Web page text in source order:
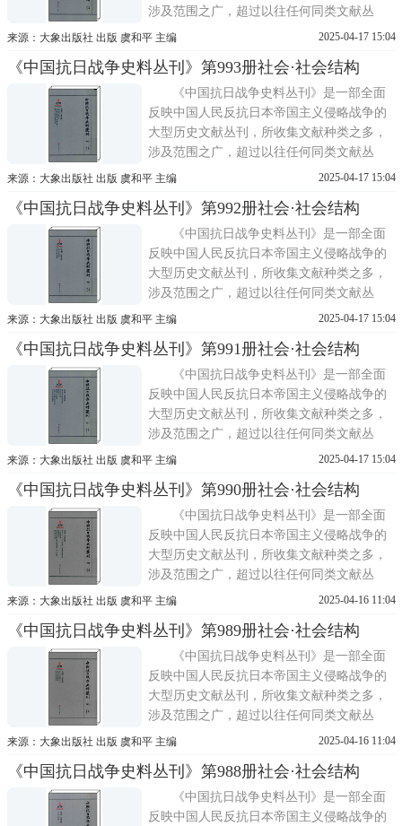
涉及范围之广，超过以往任何同类文献丛
刊，为抗日战争史研究汇集和开发了众多的
的1931—1945年间国内出版的中文书籍为
主，其中海外图书馆馆藏者1000余种，兼及
部分此年限之外的与抗日战争密切
来源：大象出版社 出版 虞和平 主编 2025-04-17 15:04
《中国抗日战争史料丛刊》第993册社会·社会结构
《中国抗日战争史料丛刊》是一部全面
反映中国人民反抗日本帝国主义侵略战争的
大型历史文献丛刊，所收集文献种类之多，
涉及范围之广，超过以往任何同类文献丛
刊，为抗日战争史研究汇集和开发了众多的
的1931—1945年间国内出版的中文书籍为
主，其中海外图书馆馆藏者1000余种，兼及
部分此年限之外的与抗日战争密切
来源：大象出版社 出版 虞和平 主编 2025-04-17 15:04
《中国抗日战争史料丛刊》第992册社会·社会结构
《中国抗日战争史料丛刊》是一部全面
反映中国人民反抗日本帝国主义侵略战争的
大型历史文献丛刊，所收集文献种类之多，
涉及范围之广，超过以往任何同类文献丛
刊，为抗日战争史研究汇集和开发了众多的
的1931—1945年间国内出版的中文书籍为
主，其中海外图书馆馆藏者1000余种，兼及
部分此年限之外的与抗日战争密切
来源：大象出版社 出版 虞和平 主编 2025-04-17 15:04
《中国抗日战争史料丛刊》第991册社会·社会结构
《中国抗日战争史料丛刊》是一部全面
反映中国人民反抗日本帝国主义侵略战争的
大型历史文献丛刊，所收集文献种类之多，
涉及范围之广，超过以往任何同类文献丛
刊，为抗日战争史研究汇集和开发了众多的
的1931—1945年间国内出版的中文书籍为
主，其中海外图书馆馆藏者1000余种，兼及
部分此年限之外的与抗日战争密切
来源：大象出版社 出版 虞和平 主编 2025-04-17 15:04
《中国抗日战争史料丛刊》第990册社会·社会结构
《中国抗日战争史料丛刊》是一部全面
反映中国人民反抗日本帝国主义侵略战争的
大型历史文献丛刊，所收集文献种类之多，
涉及范围之广，超过以往任何同类文献丛
刊，为抗日战争史研究汇集和开发了众多的
的1931—1945年间国内出版的中文书籍为
主，其中海外图书馆馆藏者1000余种，兼及
部分此年限之外的与抗日战争密切
来源：大象出版社 出版 虞和平 主编 2025-04-16 11:04
《中国抗日战争史料丛刊》第989册社会·社会结构
《中国抗日战争史料丛刊》是一部全面
反映中国人民反抗日本帝国主义侵略战争的
大型历史文献丛刊，所收集文献种类之多，
涉及范围之广，超过以往任何同类文献丛
刊，为抗日战争史研究汇集和开发了众多的
的1931—1945年间国内出版的中文书籍为
主，其中海外图书馆馆藏者1000余种，兼及
部分此年限之外的与抗日战争密切
来源：大象出版社 出版 虞和平 主编 2025-04-16 11:04
《中国抗日战争史料丛刊》第988册社会·社会结构
《中国抗日战争史料丛刊》是一部全面
反映中国人民反抗日本帝国主义侵略战争的